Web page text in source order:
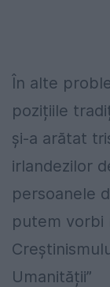
În alte
pozițiile
și-a arătat
irlandezilor
persoanele
putem vorbi
Umanității”